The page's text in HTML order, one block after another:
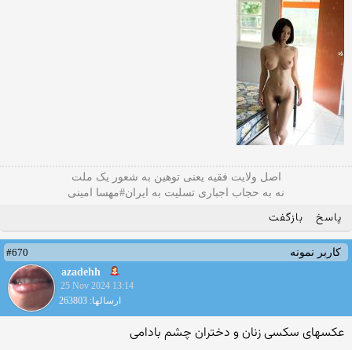
اصل ولایت فقیه یعنی‌ توهین به شعور یک ملت
نه به حجاب اجباری تسلیت به ایران#مهسا امینی
پاسخ بازگفت
کاربر نمونه
#670
azadehh
25 Nov 2024 13:14
ارسالها: 263803
عکسهای سکسی زنان و دختران چشم بادامی